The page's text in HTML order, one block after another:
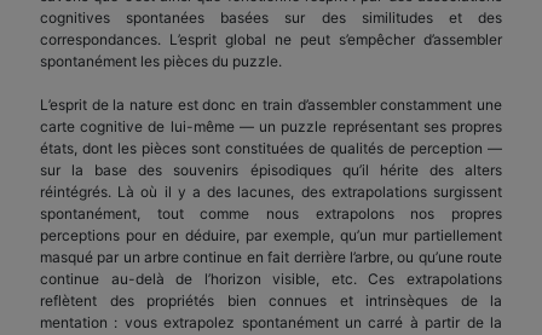
cognitives spontanées basées sur des similitudes et des
correspondances. L’esprit global ne peut s’empêcher d’assembler
spontanément les pièces du puzzle.
L’esprit de la nature est donc en train d’assembler constamment une
carte cognitive de lui-même — un puzzle représentant ses propres
états, dont les pièces sont constituées de qualités de perception —
sur la base des souvenirs épisodiques qu’il hérite des alters
réintégrés. Là où il y a des lacunes, des extrapolations surgissent
spontanément, tout comme nous extrapolons nos propres
perceptions pour en déduire, par exemple, qu’un mur partiellement
masqué par un arbre continue en fait derrière l’arbre, ou qu’une route
continue au-delà de l’horizon visible, etc. Ces extrapolations
reflètent des propriétés bien connues et intrinsèques de la
mentation : vous extrapolez spontanément un carré à partir de la